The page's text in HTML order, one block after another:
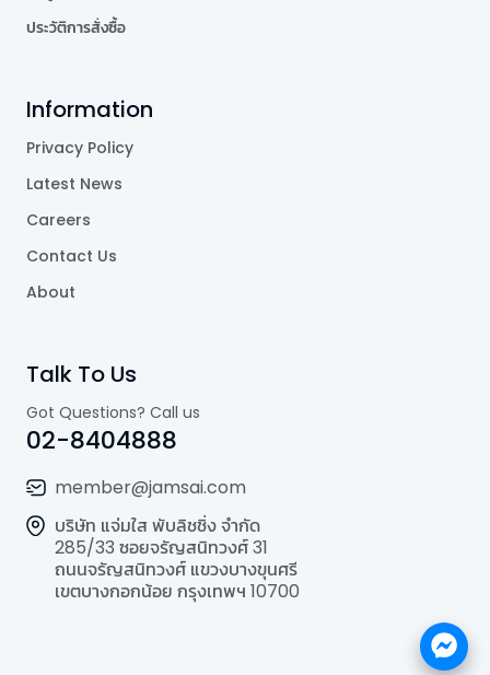
ประวัติการสั่งซื้อ
Information
Privacy Policy
Latest News
Careers
Contact Us
About
Talk To Us
Got Questions? Call us
02-8404888
member@jamsai.com
บริษัท แจ่มใส พับลิชชิ่ง จำกัด
285/33 ซอยจรัญสนิทวงศ์ 31
ถนนจรัญสนิทวงศ์ แขวงบางขุนศรี
เขตบางกอกน้อย กรุงเทพฯ 10700